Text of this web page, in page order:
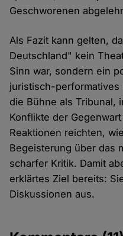
Geschworenen
Als Fazit kann gelten,
Deutschland" kein
Sinn war, sondern ein
juristisch-performatives
die Bühne als Tribunal,
Konflikte der
Reaktionen reichten,
Begeisterung über das
scharfer Kritik. Damit
erklärtes Ziel bereits:
Diskussionen aus.